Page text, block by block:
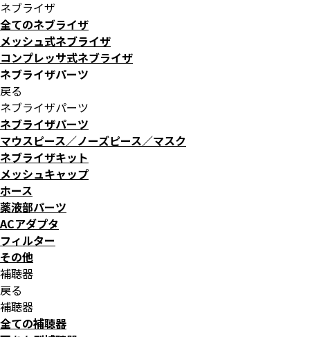
ネブライザ
全てのネブライザ
メッシュ式ネブライザ
コンプレッサ式ネブライザ
ネブライザパーツ
戻る
ネブライザパーツ
ネブライザパーツ
マウスピース／ノーズピース／マスク
ネブライザキット
メッシュキャップ
ホース
薬液部パーツ
ACアダプタ
フィルター
その他
補聴器
戻る
補聴器
全ての補聴器